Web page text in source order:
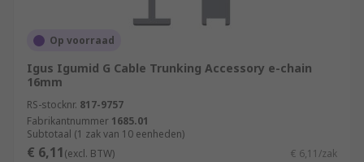
Op voorraad
Igus Igumid G Cable Trunking Accessory e-chain
16mm
RS-stocknr. 817-9757
Fabrikantnummer 1685.01
Subtotaal (1 zak van 10 eenheden)
€ 6,11(excl. BTW) € 6,11/zak